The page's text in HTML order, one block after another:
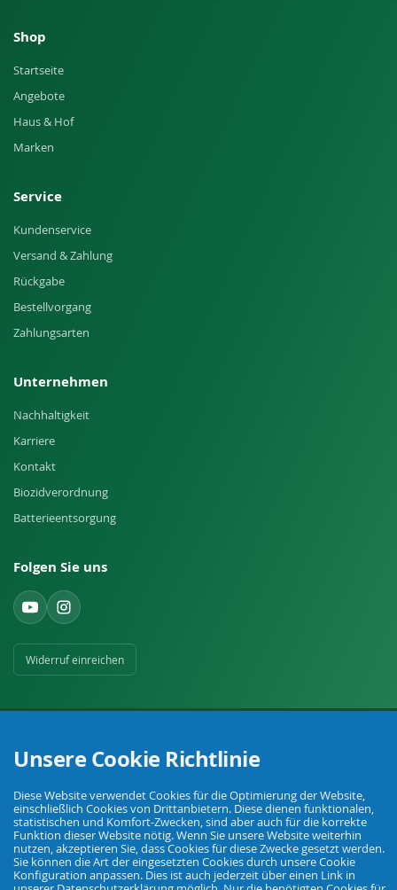
Shop
Startseite
Angebote
Haus & Hof
Marken
Service
Kundenservice
Versand & Zahlung
Rückgabe
Bestellvorgang
Zahlungsarten
Unternehmen
Nachhaltigkeit
Karriere
Kontakt
Biozidverordnung
Batterieentsorgung
Folgen Sie uns
Widerruf einreichen
Ihr Fachhandel für Landwirtschaft, Viehhaltung, Haus, Hof und Garten.
© Agrarking. Alle Rechte vorbehalten.
AGBDatenschutz WiderrufsbelehrungImpressum
Unsere Cookie Richtlinie
Diese Website verwendet Cookies für die Optimierung der Website,
einschließlich Cookies von Drittanbietern. Diese dienen funktionalen,
statistischen und Komfort-Zwecken, sind aber auch für die korrekte
Funktion dieser Website nötig. Wenn Sie unsere Website weiterhin
nutzen, akzeptieren Sie, dass Cookies für diese Zwecke gesetzt werden.
Sie können die Art der eingesetzten Cookies durch unsere Cookie
Konfiguration anpassen. Dies ist auch jederzeit über einen Link in